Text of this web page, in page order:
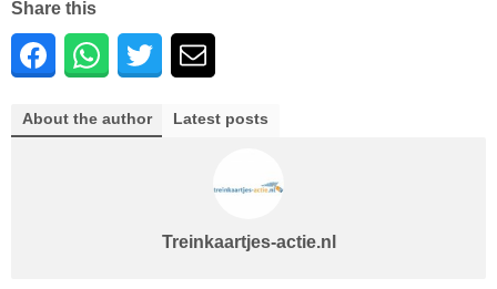
Share this
About the author Latest posts
Treinkaartjes-actie.nl